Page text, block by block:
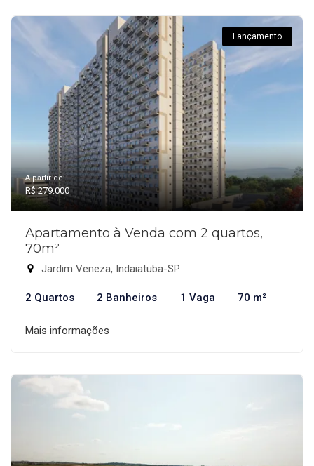
Lançamento
A partir de:
R$ 279.000
Apartamento à Venda com 2 quartos,
70m²
Jardim Veneza, Indaiatuba-SP
2 Quartos 2 Banheiros 1 Vaga 70 m²
Mais informações